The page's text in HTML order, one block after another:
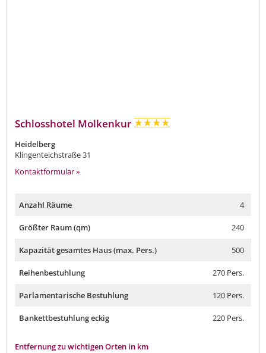
Schlosshotel Molkenkur
Heidelberg
Klingenteichstraße 31
Kontaktformular »
Anzahl Räume 4
Größter Raum (qm) 240
Kapazität gesamtes Haus (max. Pers.) 500
Reihenbestuhlung 270 Pers.
Parlamentarische Bestuhlung 120 Pers.
Bankettbestuhlung eckig 220 Pers.
Entfernung zu wichtigen Orten in km